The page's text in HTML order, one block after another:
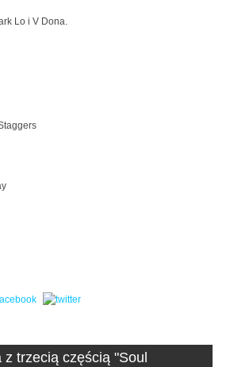
Lo i V Dona.
z trzecią częścią "Soul